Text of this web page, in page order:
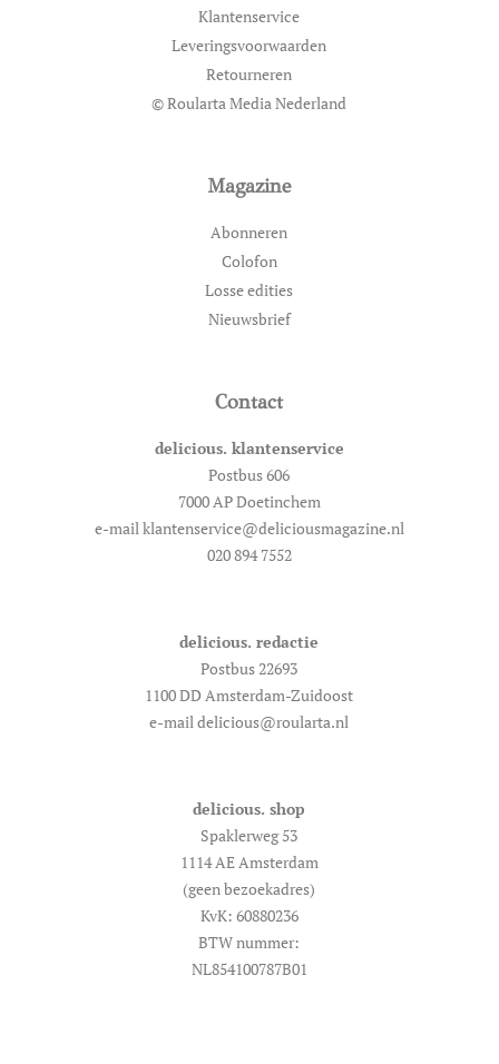
Klantenservice
Leveringsvoorwaarden
Retourneren
© Roularta Media Nederland
Magazine
Abonneren
Colofon
Losse edities
Nieuwsbrief
Contact
delicious. klantenservice
Postbus 606
7000 AP Doetinchem
e-mail klantenservice@deliciousmagazine.nl
020 894 7552
delicious. redactie
Postbus 22693
1100 DD Amsterdam-Zuidoost
e-mail delicious@roularta.nl
delicious. shop
Spaklerweg 53
1114 AE Amsterdam
(geen bezoekadres)
KvK: 60880236
BTW nummer:
NL854100787B01